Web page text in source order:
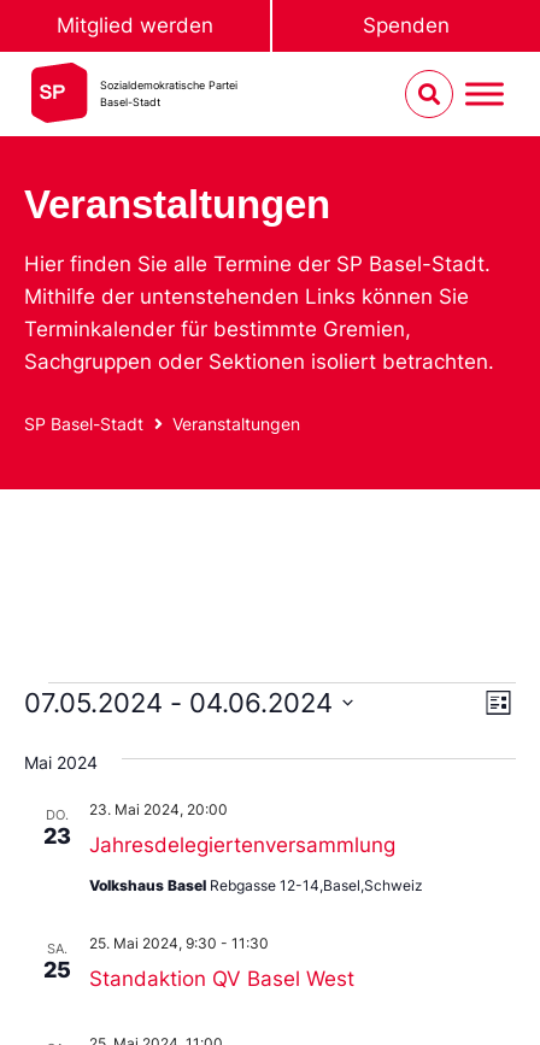
Mitglied werden Spenden
Sozialdemokratische Partei
Basel-Stadt
Veranstaltungen
Hier finden Sie alle Termine der SP Basel-Stadt.
Mithilfe der untenstehenden Links können Sie
Terminkalender für bestimmte Gremien,
Sachgruppen oder Sektionen isoliert betrachten.
SP Basel-Stadt Veranstaltungen
Liste
07.05.2024 - 04.06.2024
Sie
das
aus.
Mai 2024
DO.
23 Jahresdelegiertenversammlung
23. Mai 2024, 20:00
Volkshaus Basel Rebgasse 12-14,Basel,Schweiz
SA.
25 Standaktion QV Basel West
25. Mai 2024, 9:30 - 11:30